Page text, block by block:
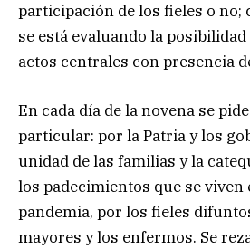
participación de los fieles o no;
se está evaluando la
actos centrales con presencia
En cada día de la novena se
particular: por la Patria y los
unidad de las familias y la
los padecimientos que se viven
pandemia, por los fieles
mayores y los enfermos. Se